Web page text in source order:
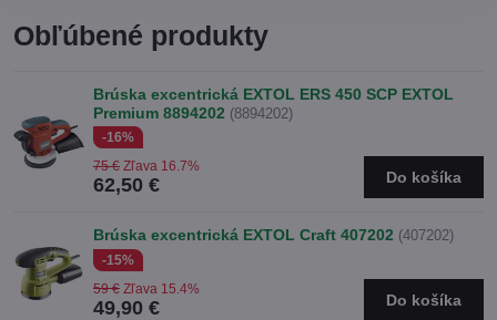
Obľúbené produkty
Brúska excentrická EXTOL ERS 450 SCP EXTOL
Premium 8894202 (8894202)
-16%
62,50 €
75 € Zľava 16.7%
Do košíka
Brúska excentrická EXTOL Craft 407202 (407202)
-15%
49,90 €
59 € Zľava 15.4%
Do košíka